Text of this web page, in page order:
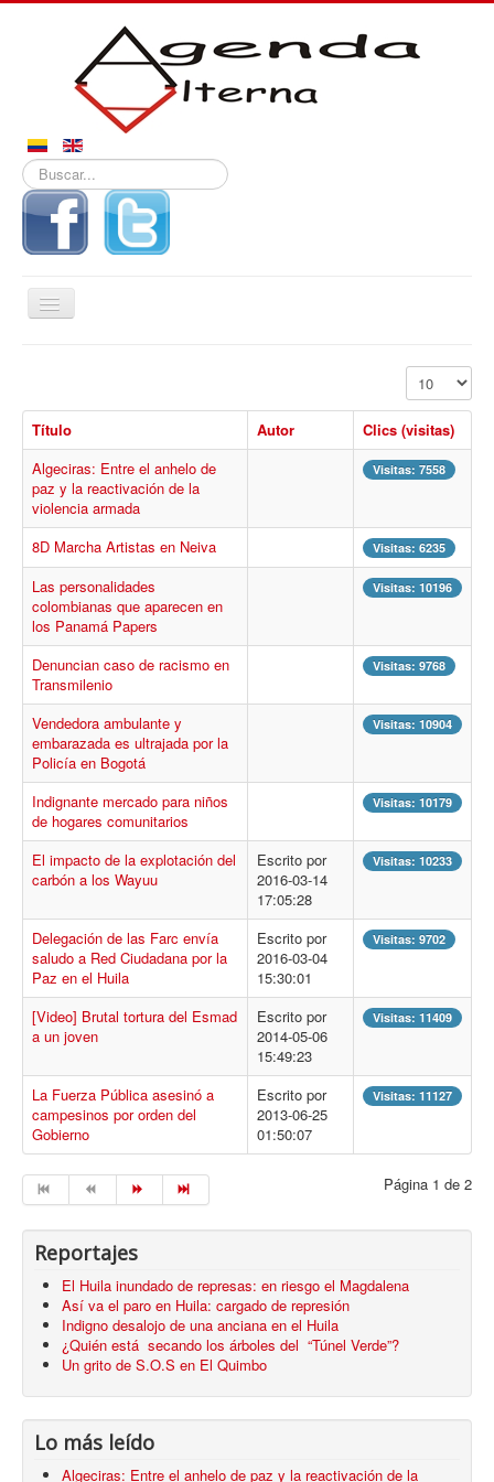
Buscar...
Alternar
navegación
Derechos
Reportajes
Procesos
Cultura
Región
Multimedia
La Agenda
Mostrar #
Título Autor
Clics (visitas)
Algeciras: Entre el anhelo de
paz y la reactivación de la
violencia armada
Visitas: 7558
8D Marcha Artistas en Neiva Visitas: 6235
Las personalidades
colombianas que aparecen en
los Panamá Papers
Visitas: 10196
Denuncian caso de racismo en
Transmilenio
Visitas: 9768
Vendedora ambulante y
embarazada es ultrajada por la
Policía en Bogotá
Visitas: 10904
Indignante mercado para niños
de hogares comunitarios
Visitas: 10179
El impacto de la explotación del
carbón a los Wayuu
Escrito por
2016-03-14
17:05:28
Visitas: 10233
Delegación de las Farc envía
saludo a Red Ciudadana por la
Paz en el Huila
Escrito por
2016-03-04
15:30:01
Visitas: 9702
[Video] Brutal tortura del Esmad
a un joven
Escrito por
2014-05-06
15:49:23
Visitas: 11409
La Fuerza Pública asesinó a
campesinos por orden del
Gobierno
Escrito por
2013-06-25
01:50:07
Visitas: 11127
Página 1 de 2
Reportajes
El Huila inundado de represas: en riesgo el Magdalena
Así va el paro en Huila: cargado de represión
Indigno desalojo de una anciana en el Huila
¿Quién está secando los árboles del “Túnel Verde”?
Un grito de S.O.S en El Quimbo
Lo más leído
Algeciras: Entre el anhelo de paz y la reactivación de la